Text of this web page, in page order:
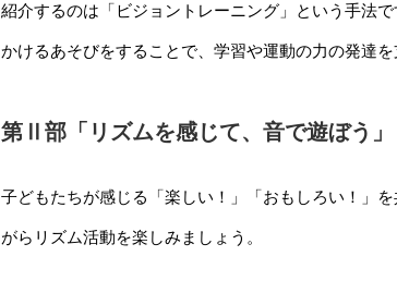
紹介するのは「ビジョントレーニング」という手法
かけるあそびをすることで、学習や運動の力の発達を
第Ⅱ部「リズムを感じて、音で遊ぼう」
子どもたちが感じる「楽しい！」「おもしろい！」
がらリズム活動を楽しみましょう。